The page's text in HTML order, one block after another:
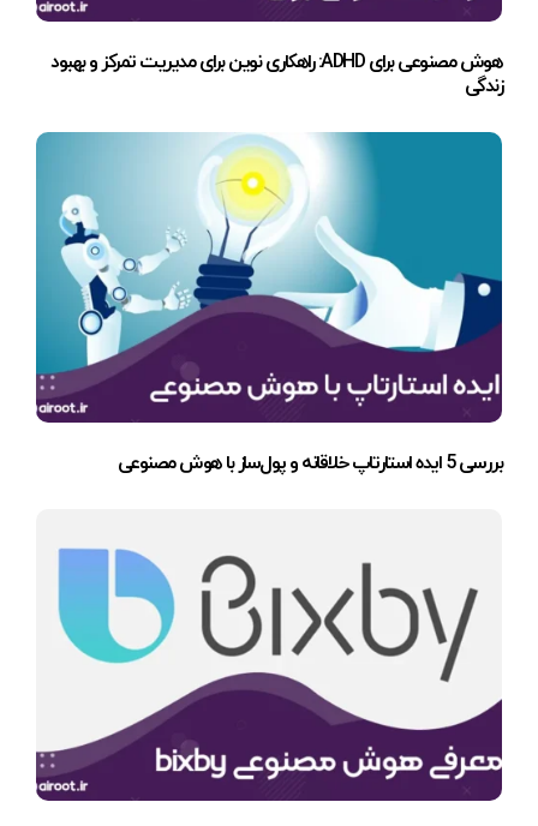
هوش مصنوعی برای ADHD: راهکاری نوین برای مدیریت تمرکز و بهبود
زندگی
بررسی 5 ایده استارتاپ خلاقانه و پول‌ساز با هوش مصنوعی